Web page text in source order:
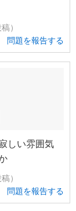
）
問題を報告する
しい雰囲気
）
問題を報告する